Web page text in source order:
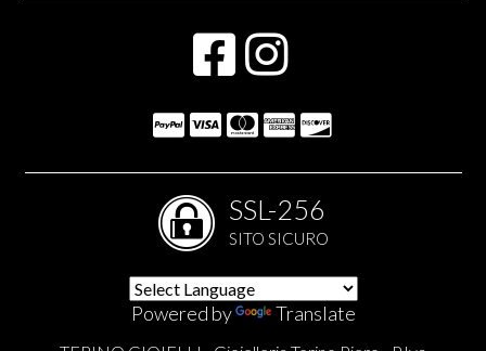
SSL-256
SITO SICURO
Powered by Translate